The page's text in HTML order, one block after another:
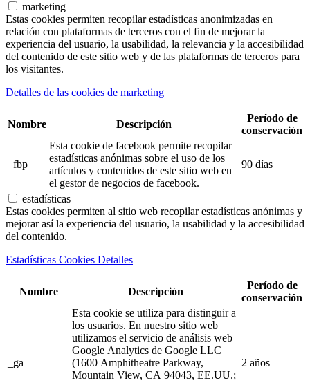
marketing
Estas cookies permiten recopilar estadísticas anonimizadas en
relación con plataformas de terceros con el fin de mejorar la
experiencia del usuario, la usabilidad, la relevancia y la accesibilidad
del contenido de este sitio web y de las plataformas de terceros para
los visitantes.
Detalles de las cookies de marketing
Nombre Descripción
Período de
conservación
_fbp
Esta cookie de facebook permite recopilar
estadísticas anónimas sobre el uso de los
artículos y contenidos de este sitio web en
el gestor de negocios de facebook.
90 días
estadísticas
Estas cookies permiten al sitio web recopilar estadísticas anónimas y
mejorar así la experiencia del usuario, la usabilidad y la accesibilidad
del contenido.
Estadísticas Cookies Detalles
Nombre Descripción
Período de
conservación
_ga
Esta cookie se utiliza para distinguir a
los usuarios. En nuestro sitio web
utilizamos el servicio de análisis web
Google Analytics de Google LLC
(1600 Amphitheatre Parkway,
Mountain View, CA 94043, EE.UU.;
2 años